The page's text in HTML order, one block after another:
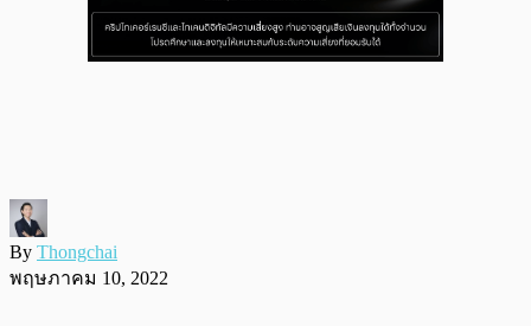
By Thongchai
พฤษภาคม 10, 2022